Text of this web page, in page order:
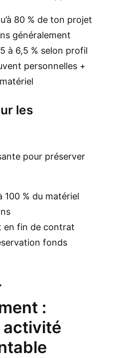
80 % de ton projet
généralement
à 6,5 % selon profil
personnelles +
les
pour préserver
100 % du matériel
en fin de contrat
fonds
:
activité